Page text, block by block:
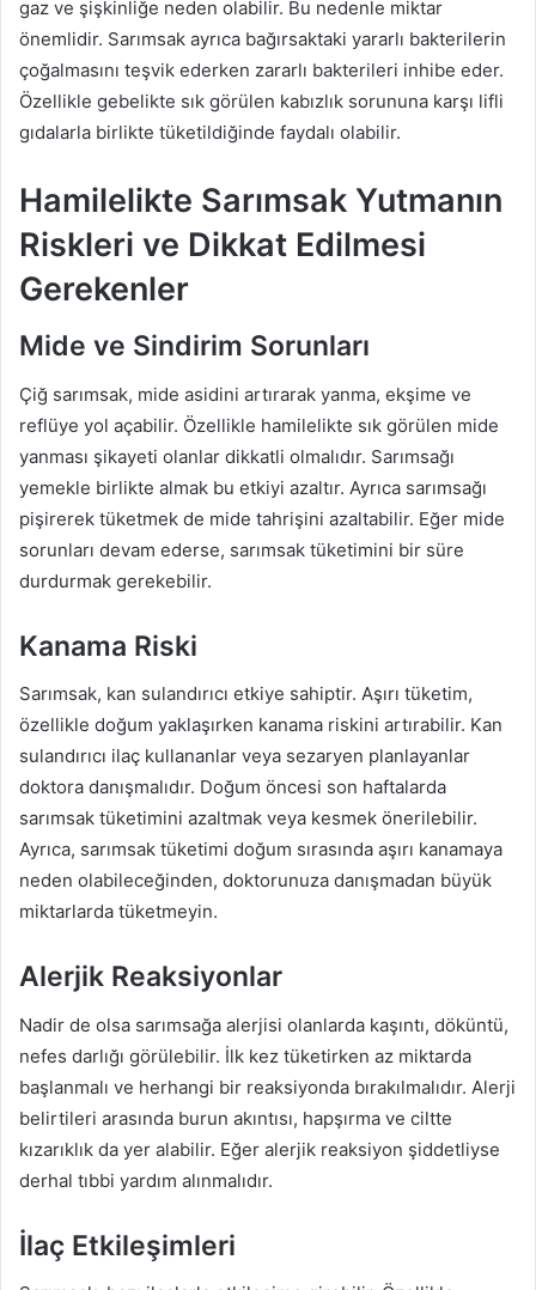
gaz ve şişkinliğe neden olabilir. Bu nedenle miktar
önemlidir. Sarımsak ayrıca bağırsaktaki yararlı bakterilerin
çoğalmasını teşvik ederken zararlı bakterileri inhibe eder.
Özellikle gebelikte sık görülen kabızlık sorununa karşı lifli
gıdalarla birlikte tüketildiğinde faydalı olabilir.
Hamilelikte Sarımsak Yutmanın
Riskleri ve Dikkat Edilmesi
Gerekenler
Mide ve Sindirim Sorunları
Çiğ sarımsak, mide asidini artırarak yanma, ekşime ve
reflüye yol açabilir. Özellikle hamilelikte sık görülen mide
yanması şikayeti olanlar dikkatli olmalıdır. Sarımsağı
yemekle birlikte almak bu etkiyi azaltır. Ayrıca sarımsağı
pişirerek tüketmek de mide tahrişini azaltabilir. Eğer mide
sorunları devam ederse, sarımsak tüketimini bir süre
durdurmak gerekebilir.
Kanama Riski
Sarımsak, kan sulandırıcı etkiye sahiptir. Aşırı tüketim,
özellikle doğum yaklaşırken kanama riskini artırabilir. Kan
sulandırıcı ilaç kullananlar veya sezaryen planlayanlar
doktora danışmalıdır. Doğum öncesi son haftalarda
sarımsak tüketimini azaltmak veya kesmek önerilebilir.
Ayrıca, sarımsak tüketimi doğum sırasında aşırı kanamaya
neden olabileceğinden, doktorunuza danışmadan büyük
miktarlarda tüketmeyin.
Alerjik Reaksiyonlar
Nadir de olsa sarımsağa alerjisi olanlarda kaşıntı, döküntü,
nefes darlığı görülebilir. İlk kez tüketirken az miktarda
başlanmalı ve herhangi bir reaksiyonda bırakılmalıdır. Alerji
belirtileri arasında burun akıntısı, hapşırma ve ciltte
kızarıklık da yer alabilir. Eğer alerjik reaksiyon şiddetliyse
derhal tıbbi yardım alınmalıdır.
İlaç Etkileşimleri